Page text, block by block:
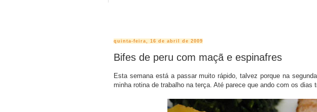
quinta-feira, 16 de abril de 2009
Bifes de peru com maçã e espinafres
Esta semana está a passar muito rápido, talvez porque na
minha rotina de trabalho na terça. Até parece que ando com os dias